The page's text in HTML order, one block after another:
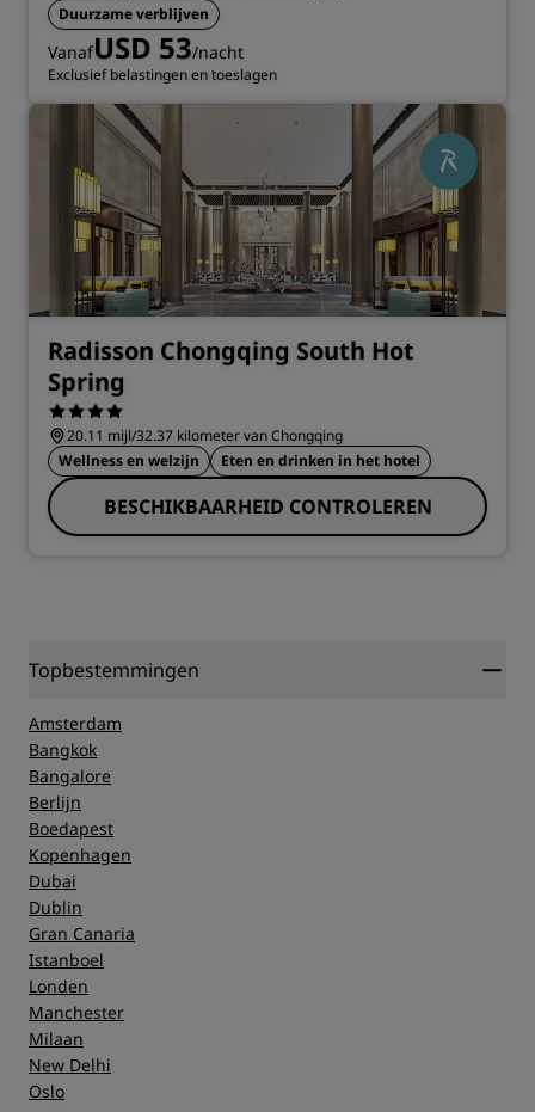
Duurzame verblijven
VanafUSD 53/nacht
Exclusief belastingen en toeslagen
Radisson Chongqing South Hot
Spring
20.11 mijl/32.37 kilometer van Chongqing
Wellness en welzijn
Eten en drinken in het hotel
BESCHIKBAARHEID CONTROLEREN
Topbestemmingen
Amsterdam
Bangkok
Bangalore
Berlijn
Boedapest
Kopenhagen
Dubai
Dublin
Gran Canaria
Istanboel
Londen
Manchester
Milaan
New Delhi
Oslo